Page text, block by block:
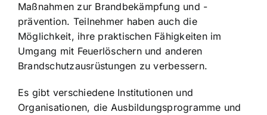
Maßnahmen zur Brandbekämpfung und -
prävention. Teilnehmer haben auch die
Möglichkeit, ihre praktischen Fähigkeiten im
Umgang mit Feuerlöschern und anderen
Brandschutzausrüstungen zu verbessern.
Es gibt verschiedene Institutionen und
Organisationen, die Ausbildungsprogramme und